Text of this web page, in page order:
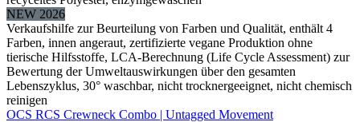
NEW 2026
Verkaufshilfe zur Beurteilung von Farben und Qualität, enthält 4
Farben, innen angeraut, zertifizierte vegane Produktion ohne
tierische Hilfsstoffe, LCA-Berechnung (Life Cycle Assessment) zur
Bewertung der Umweltauswirkungen über den gesamten
Lebenszyklus, 30° waschbar, nicht trocknergeeignet, nicht chemisch
reinigen
OCS RCS Crewneck Combo | Untagged Movement